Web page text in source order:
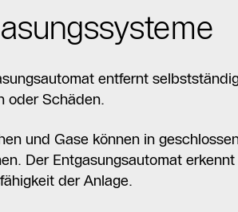
entfernt
oder Schäden.
und Gase können in
Der Entgasungsautomat
der Anlage.